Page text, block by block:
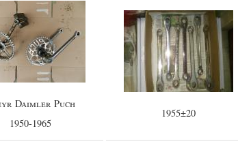
Daimler Puch
1950-1965
1955±20